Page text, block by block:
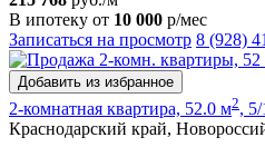
В ипотеку от 10 000 р/мес
Записаться на просмотр 8 (928)
Добавить из избранное
2-комнатная квартира, 52.0 м2,
Краснодарский край,